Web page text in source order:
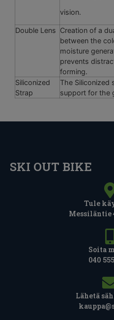
vision.
Double Lens Creation of a
between the
moisture
prevents
forming.
Siliconized
Strap
The Siliconized
support for the
SKI OUT BIKE
Tule
Messiläntie
Soita
040
Lähetä